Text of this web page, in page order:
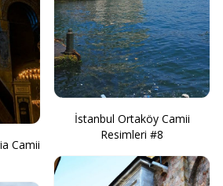
Camii
İstanbul Ortaköy Camii
Resimleri #8